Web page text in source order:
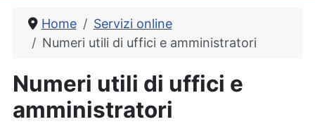
Home
Servizi online
Numeri utili di uffici e amministratori
Numeri utili di uffici e
amministratori